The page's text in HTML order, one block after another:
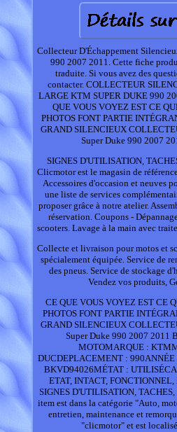
Collecteur D'Échappement
990 2007 2011. Cette fiche
traduite. Si vous avez des
contacter. COLLECTEUR
LARGE KTM SUPER DUKE 990
QUE VOUS VOYEZ EST CE
PHOTOS FONT PARTIE
GRAND SILENCIEUX
Super Duke 990 2007
SIGNES D'UTILISATION,
Clicmotor est le magasin de
Accessoires d'occasion et neuves
une liste de services
proposer grâce à notre atelier.
réservation. Coupons -
scooters. Lavage à la main avec
Collecte et livraison pour motos et
spécialement équipée. Service de
des pneus. Service de stockage
Vendez vos produits,
CE QUE VOUS VOYEZ EST CE
PHOTOS FONT PARTIE
GRAND SILENCIEUX
Super Duke 990 2007 2011
MOTOMARQUE :
DUCDEPLACEMENT :
BKVD94026MÉTAT :
ETAT, INTACT,
SIGNES D'UTILISATION,
item est dans la catégorie "Auto,
entretien, maintenance et
"clicmotor" et est